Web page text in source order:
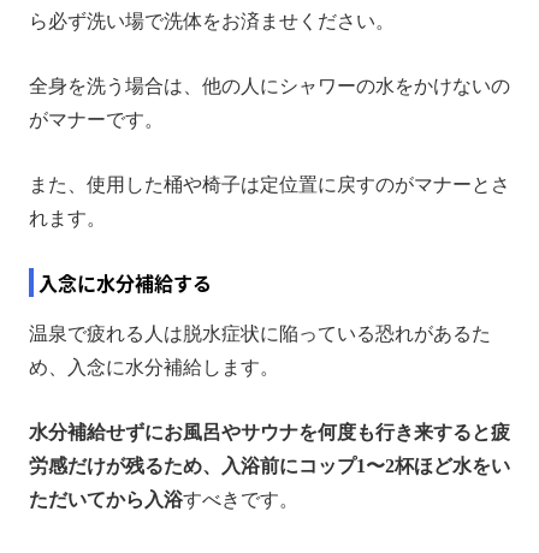
ら必ず洗い場で洗体をお済ませください。
全身を洗う場合は、他の人にシャワーの水をかけないの
がマナーです。
また、使用した桶や椅子は定位置に戻すのがマナーとさ
れます。
入念に水分補給する
温泉で疲れる人は脱水症状に陥っている恐れがあるた
め、入念に水分補給します。
水分補給せずにお風呂やサウナを何度も行き来すると疲
労感だけが残るため、入浴前にコップ1〜2杯ほど水をい
ただいてから入浴すべきです。